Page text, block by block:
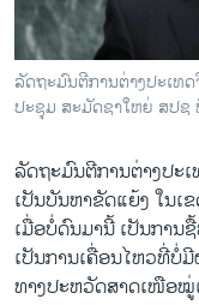
ທຸລະກິດ
ພາສາອັງກິດ
ວີດີໂອ
ລາຍການກະຈາຍສຽງ
ລາຍງານ
ຕິດຕາມພວກເຮົາ ທີ່
ລັດຖະມົນຕີການຕ່າງປະເທ
ປະຊຸມ ສະມັດຊາໃຫຍ່ ສປຊ
ລັດຖະມົນຕີການຕ່າງປະ
ເປັນບັນຫາຂັດແຍ້ງ ໃນເ
ເມື່ອບໍ່ດົນມານີ້ ເປັນກາ
ເປັນການເຄື່ອນໄຫວທີ່ບໍ່
ທາງປະຫວັດສາດເໜືອໝູ່